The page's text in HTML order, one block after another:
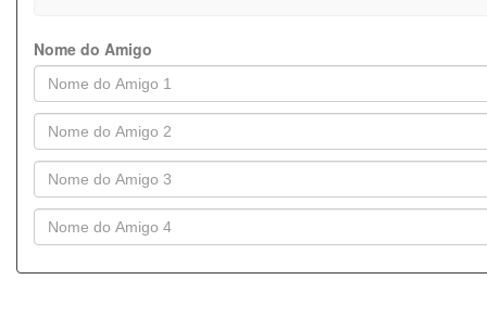
Nome do Amigo